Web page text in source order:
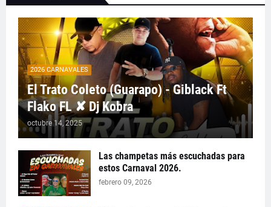
2026 CARNAVALES
El Trato Coleto (Guarapo) - Giblack Ft
Flako FL ✘ Dj Kobra
octubre 14, 2025
Las champetas más escuchadas para
estos Carnaval 2026.
febrero 09, 2026